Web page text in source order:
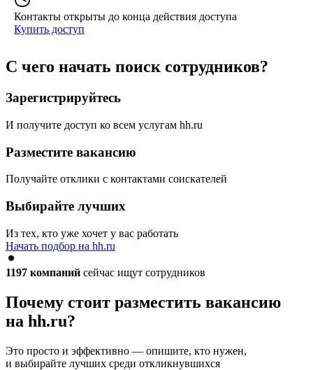
Контакты открыты до конца действия доступа
Купить доступ
С чего начать поиск сотрудников?
Зарегистрируйтесь
И получите доступ ко всем услугам hh.ru
Разместите вакансию
Получайте отклики с контактами соискателей
Выбирайте лучших
Из тех, кто уже хочет у вас работать
Начать подбор на hh.ru
1197 компаний сейчас ищут сотрудников
Почему стоит разместить вакансию
на hh.ru?
Это просто и эффективно — опишите, кто нужен,
и выбирайте лучших среди откликнувшихся